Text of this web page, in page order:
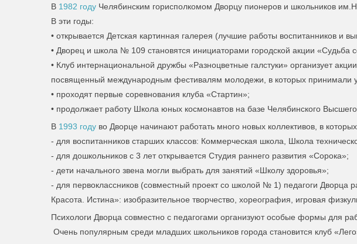
В 1982 году Челябинским горисполкомом Дворцу пионеров и школьников
В эти годы:
• открывается Детская картинная галерея (лучшие работы воспитанников и
• Дворец и школа № 109 становятся инициаторами городской акции «Судьба
• Клуб интернациональной дружбы «Разноцветные галстуки» организует
посвященный международным фестивалям молодежи, в которых принимали
• проходят первые соревнования клуба «Стартин»;
• продолжает работу Школа юных космонавтов на базе Челябинского
В 1993 году во Дворце начинают работать много новых коллективов, в
- для воспитанников старших классов: Коммерческая школа, Школа
- для дошкольников с 3 лет открывается Студия раннего развития «Сорока»;
- дети начального звена могли выбрать для занятий «Школу здоровья»;
- для первоклассников (совместный проект со школой № 1) педагоги
Красота. Истина»: изобразительное творчество, хореография, игровая
Психологи Дворца совместно с педагогами организуют особые формы для
Очень популярным среди младших школьников города становится клуб